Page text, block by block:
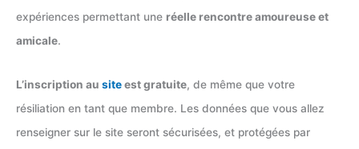
expériences permettant une réelle rencontre amoureuse et
amicale.
L’inscription au siteest gratuite, de même que votre
résiliation en tant que membre. Les données que vous allez
renseigner sur le site seront sécurisées, et protégées par